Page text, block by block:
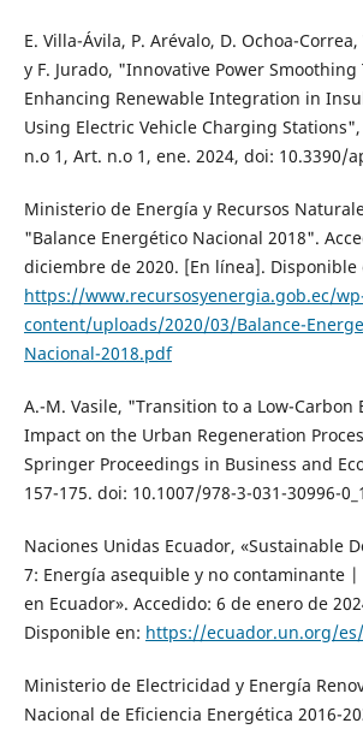
E. Villa-Ávila, P. Arévalo, D. Ochoa-
y F. Jurado, "Innovative Power
Enhancing Renewable Integration in
Using Electric Vehicle Charging
n.o 1, Art. n.o 1, ene. 2024, doi: 10.3390/
Ministerio de Energía y Recursos
"Balance Energético Nacional 2018".
diciembre de 2020. [En línea]. Disponible
https://www.recursosyenergia.gob.ec/
content/uploads/2020/03/Balance-
Nacional-2018.pdf
A.-M. Vasile, "Transition to a Low-Carbon
Impact on the Urban Regeneration
Springer Proceedings in Business and
157-175. doi: 10.1007/978-3-031-30996-
Naciones Unidas Ecuador, «Sustainable
7: Energía asequible y no contaminante |
en Ecuador». Accedido: 6 de enero de
Disponible en: https://ecuador.un.org/
Ministerio de Electricidad y Energía
Nacional de Eficiencia Energética 2016-